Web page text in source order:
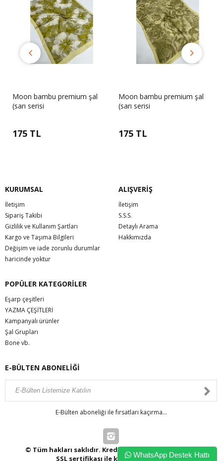
Moon bambu premium şal
(sarı serisi
175 TL
Moon bambu premium şal
(sarı serisi
175 TL
KURUMSAL
İletişim
Sipariş Takibi
Gizlilik ve Kullanım Şartları
Kargo ve Taşıma Bilgileri
Değişim ve iade zorunlu durumlar
haricinde yoktur
ALIŞVERİŞ
İletişim
S.S.S.
Detaylı Arama
Hakkımızda
POPÜLER KATEGORİLER
Eşarp çeşitleri
YAZMA ÇEŞİTLERİ
Kampanyalı ürünler
Şal Grupları
Bone vb.
E-BÜLTEN ABONELİĞİ
E-Bülten aboneliği ile fırsatları kaçırma...
© Tüm hakları saklıdır. Kredi kartı bilgileriniz 256bit
SSL sertifikası ile korunmaktadır.WhatsApp Destek Hattı